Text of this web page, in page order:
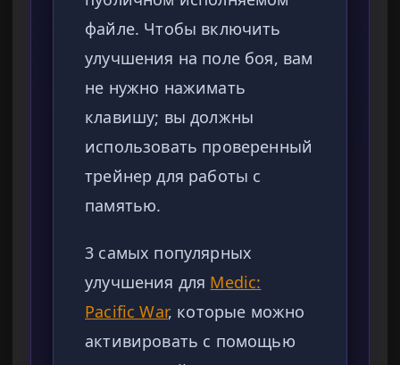
файле. Чтобы включить
улучшения на поле боя, вам
не нужно нажимать
клавишу; вы должны
использовать проверенный
трейнер для работы с
памятью.
3 самых популярных
улучшения для Medic:
Pacific War, которые можно
активировать с помощью